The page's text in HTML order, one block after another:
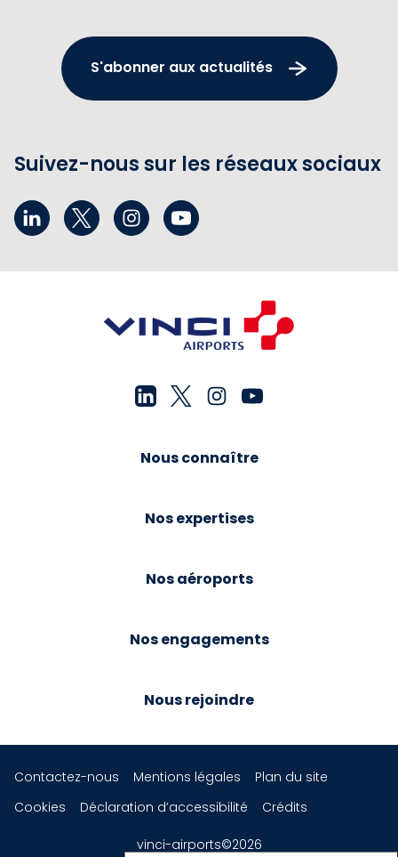
S'abonner aux actualités
Suivez-nous sur les réseaux sociaux
Nous connaître
Nos expertises
Nos aéroports
Nos engagements
Nous rejoindre
Contactez-nous Mentions légales
Plan du site
Cookies
Déclaration d’accessibilité Crédits
vinci-airports©2026